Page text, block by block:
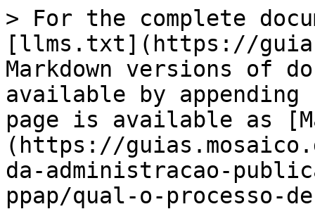
> For the complete
[llms.txt](https://
Markdown versions of
available by
page is available as
(https://
da-administracao-
ppap/qual-o-processo-